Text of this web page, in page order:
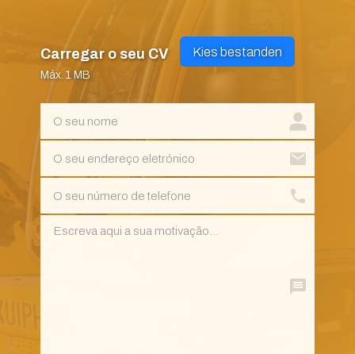
Carregar o seu CV Kies bestanden
Máx. 1 MB